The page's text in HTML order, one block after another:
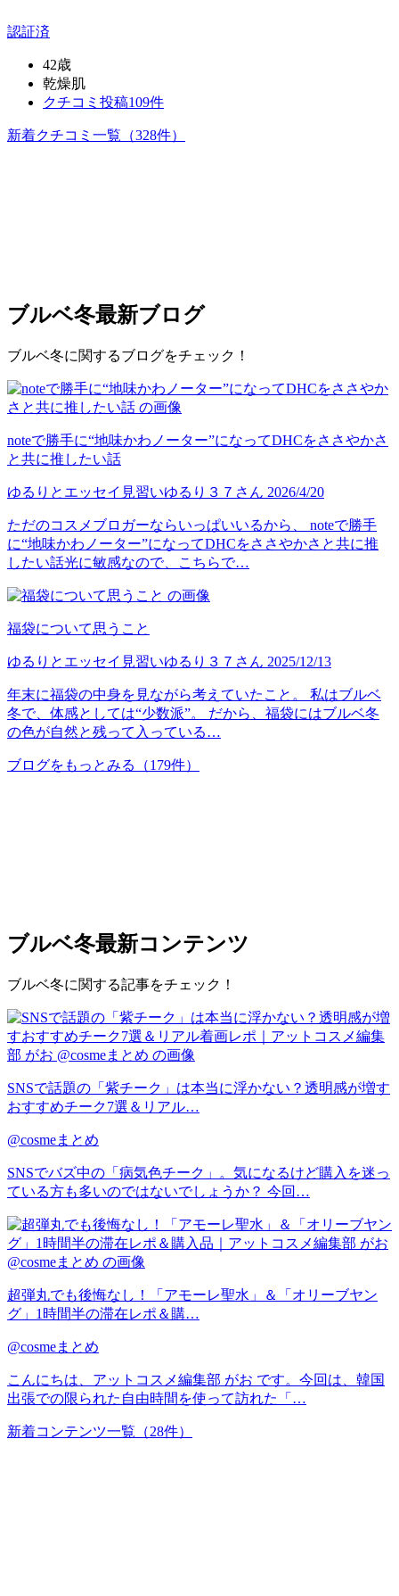
認証済
42歳
乾燥肌
クチコミ投稿109件
新着クチコミ一覧 （328件）
ブルベ冬最新ブログ
ブルベ冬に関するブログをチェック！
noteで勝手に“地味かわノーター”になってDHCをささやかさ
と共に推したい話
ゆるりとエッセイ見習いゆるり３７ さん 2026/4/20
ただのコスメブロガーならいっぱいいるから、 noteで勝手
に“地味かわノーター”になってDHCをささやかさと共に推
したい話光に敏感なので、こちらで…
福袋について思うこと
ゆるりとエッセイ見習いゆるり３７ さん 2025/12/13
年末に福袋の中身を見ながら考えていたこと。 私はブルベ
冬で、体感としては“少数派”。 だから、福袋にはブルベ冬
の色が自然と残って入っている…
ブログをもっとみる （179件）
ブルベ冬最新コンテンツ
ブルベ冬に関する記事をチェック！
SNSで話題の「紫チーク」は本当に浮かない？透明感が増す
おすすめチーク7選＆リアル…
@cosmeまとめ
SNSでバズ中の「病気色チーク」。気になるけど購入を迷っ
ている方も多いのではないでしょうか？ 今回…
超弾丸でも後悔なし！「アモーレ聖水」＆「オリーブヤン
グ」1時間半の滞在レポ＆購…
@cosmeまとめ
こんにちは、アットコスメ編集部 がお です。今回は、韓国
出張での限られた自由時間を使って訪れた「…
新着コンテンツ一覧 （28件）